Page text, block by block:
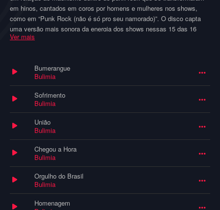
em hinos, cantados em coros por homens e mulheres nos shows,
como em “Punk Rock (não é só pro seu namorado)”. O disco capta
uma versão mais sonora da energia dos shows nessas 15 das 16
músicas feitas pela banda durante sua curta existência (1998-2001).
Bianca – guita e vocal
Naiana – baixo e vocal
Berila (Bill) – bateria
Foi em meados de 1998 que Bianca e Berila se encontraram e
tiveram uma conversa que revelou o desejo em comum de ter uma
banda só de garotas. Ambas já tinham alguma experiência com
bandas, inclusive só de garotas, mas estavam sem tocar na época.
Juntas formavam uma boa estrutura, com Berila na bateria e Bianca
na guitarra, mas sabiam que seria um desafio encontrar garotas
dispostas a tocar punk rock e enfrentar o antiquado, porém inevitável,
preconceito à emancipação feminina. Apesar disso, estavam
dispostas a tentar.
Ver mais
Bumerangue
Bulimia
Sofrimento
Bulimia
União
Bulimia
Chegou a Hora
Bulimia
Orgulho do Brasil
Bulimia
Homenagem